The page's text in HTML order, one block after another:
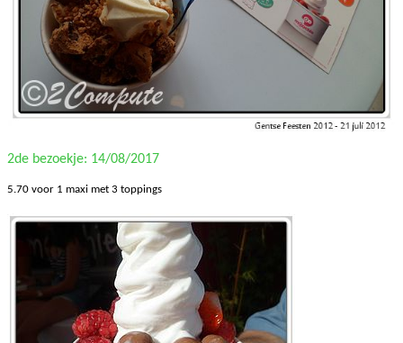
2de bezoekje: 14/08/2017
5.70 voor 1 maxi met 3 toppings